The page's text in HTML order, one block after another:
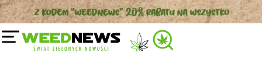
Przejdź
do
treści